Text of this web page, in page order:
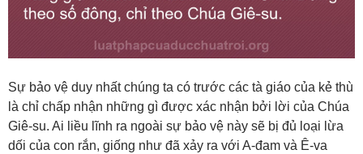
Sự bảo vệ duy nhất chúng ta có trước các tà giáo của kẻ thù
là chỉ chấp nhận những gì được xác nhận bởi lời của Chúa
Giê-su. Ai liều lĩnh ra ngoài sự bảo vệ này sẽ bị đủ loại lừa
dối của con rắn, giống như đã xảy ra với A-đam và Ê-va